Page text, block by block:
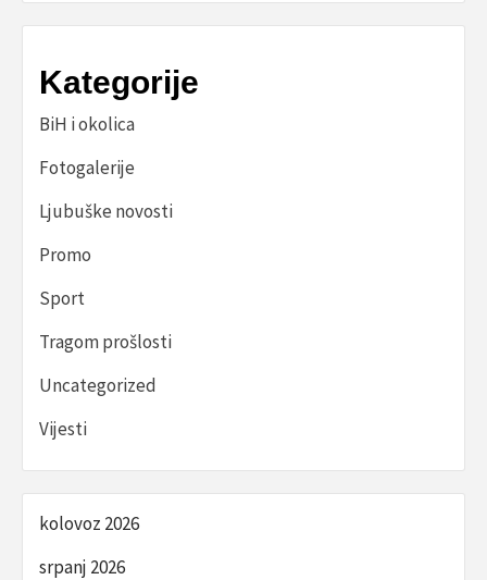
Kategorije
BiH i okolica
Fotogalerije
Ljubuške novosti
Promo
Sport
Tragom prošlosti
Uncategorized
Vijesti
kolovoz 2026
srpanj 2026